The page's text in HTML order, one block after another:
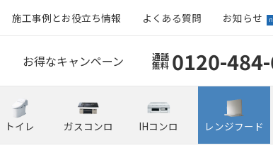
施工事例とお役立ち情報 よくある質問 お知らせ
お得なキャンペーン 通話
無料 0120-
トイレ ガスコンロ IHコンロ レンジフード